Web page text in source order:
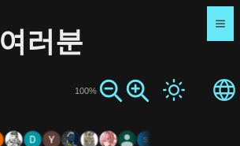
러분
100%